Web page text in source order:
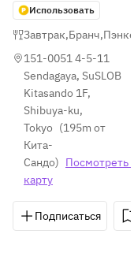
Использовать
Завтрак,Бранч,
151-0051 4-5-11
Sendagaya, SuSLOB
Kitasando 1F,
Shibuya-ku,
Tokyo (195m от
Кита-
Сандо) Посмотреть
карту
Подписаться